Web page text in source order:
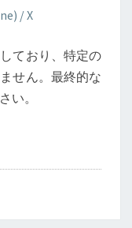
/ X
ており、特定の
せん。最終的な
い。